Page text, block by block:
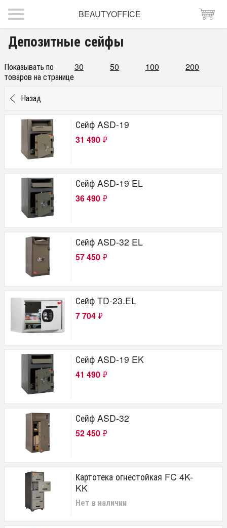
BEAUTYOFFICE
Депозитные сейфы
Показывать по 30 50 100
200
товаров на странице
Назад
Сейф ASD-19
31 490 ₽
Сейф ASD-19 EL
36 490 ₽
Сейф ASD-32 EL
57 450 ₽
Сейф TD-23.EL
7 704 ₽
Сейф ASD-19 EK
41 490 ₽
Сейф ASD-32
52 450 ₽
Картотека огнестойкая FC 4K-
KK
Нет в наличии